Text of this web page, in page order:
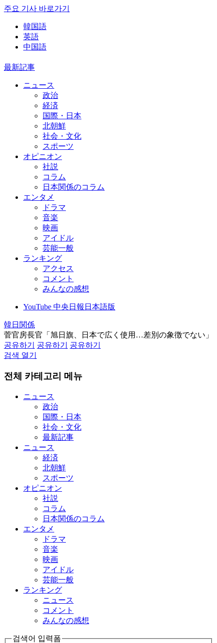
주요 기사 바로가기
韓国語
英語
中国語
最新記事
ニュース
政治
経済
国際・日本
北朝鮮
社会・文化
スポーツ
オピニオン
社説
コラム
日本関係のコラム
エンタメ
ドラマ
音楽
映画
アイドル
芸能一般
ランキング
アクセス
コメント
みんなの感想
YouTube 中央日報日本語版
韓日関係
菅官房長官「旭日旗、日本で広く使用…差別の象徴でない」
공유하기
공유하기
공유하기
검색 열기
전체 카테고리 메뉴
ニュース
政治
国際・日本
社会・文化
最新記事
ニュース
経済
北朝鮮
スポーツ
オピニオン
社説
コラム
日本関係のコラム
エンタメ
ドラマ
音楽
映画
アイドル
芸能一般
ランキング
ニュース
コメント
みんなの感想
검색어 입력폼